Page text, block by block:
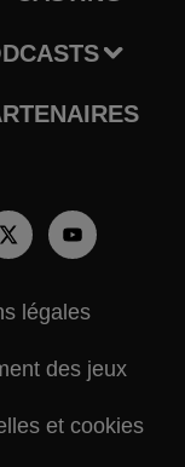
légales
des jeux
et cookies